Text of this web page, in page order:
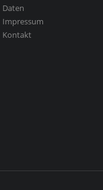
Daten
Impressum
Kontakt